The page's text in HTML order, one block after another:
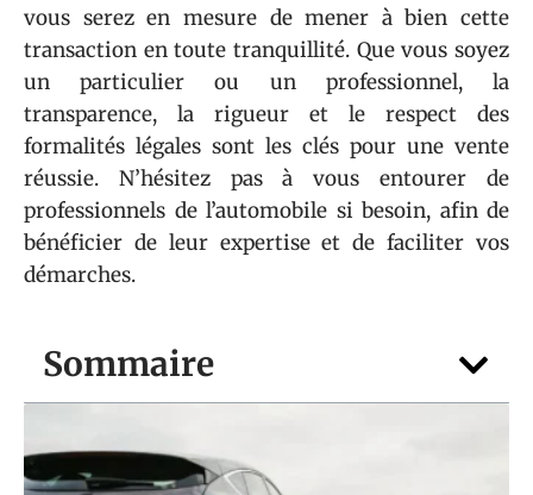
Sommaire
vous serez en mesure de mener à bien cette
transaction en toute tranquillité. Que vous soyez
un particulier ou un professionnel, la
transparence, la rigueur et le respect des
formalités légales sont les clés pour une vente
réussie. N’hésitez pas à vous entourer de
professionnels de l’automobile si besoin, afin de
bénéficier de leur expertise et de faciliter vos
démarches.